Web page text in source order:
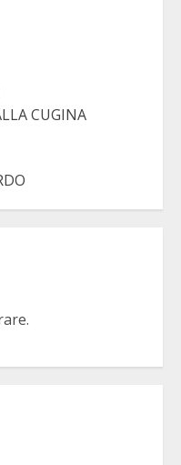
CUGINA